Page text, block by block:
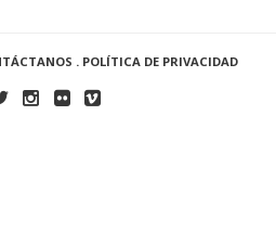
. POLÍTICA DE PRIVACIDAD